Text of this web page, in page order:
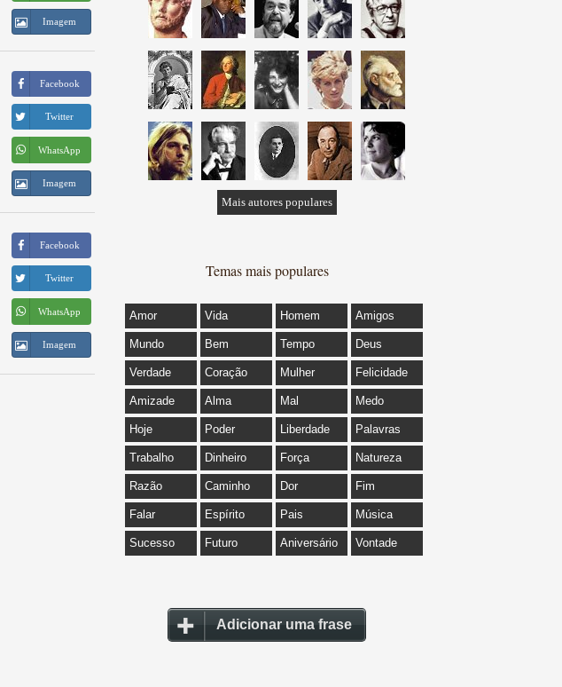
Imagem
Facebook
Twitter
WhatsApp
Imagem
Facebook
Twitter
WhatsApp
Imagem
Mais autores populares
Temas mais populares
Amor Vida Homem Amigos
Mundo Bem Tempo Deus
Verdade Coração Mulher Felicidade
Amizade Alma Mal Medo
Hoje Poder Liberdade Palavras
Trabalho Dinheiro Força Natureza
Razão Caminho Dor Fim
Falar Espírito Pais Música
Sucesso Futuro Aniversário Vontade
Adicionar uma frase